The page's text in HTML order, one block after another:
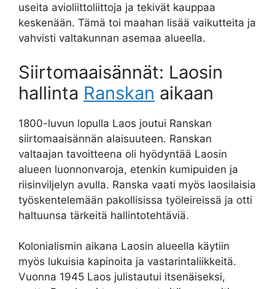
useita avioliittoliittoja ja tekivät kauppaa
keskenään. Tämä toi maahan lisää vaikutteita ja
vahvisti valtakunnan asemaa alueella.
Siirtomaaisännät: Laosin
hallinta Ranskan aikaan
1800-luvun lopulla Laos joutui Ranskan
siirtomaaisännän alaisuuteen. Ranskan
valtaajan tavoitteena oli hyödyntää Laosin
alueen luonnonvaroja, etenkin kumipuiden ja
riisinviljelyn avulla. Ranska vaati myös laosilaisia
työskentelemään pakollisissa työleireissä ja otti
haltuunsa tärkeitä hallintotehtäviä.
Kolonialismin aikana Laosin alueella käytiin
myös lukuisia kapinoita ja vastarintaliikkeitä.
Vuonna 1945 Laos julistautui itsenäiseksi,